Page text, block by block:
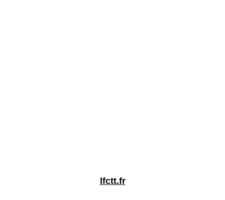
lfctt.fr